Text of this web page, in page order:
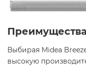
Выбирая Midea
высокую